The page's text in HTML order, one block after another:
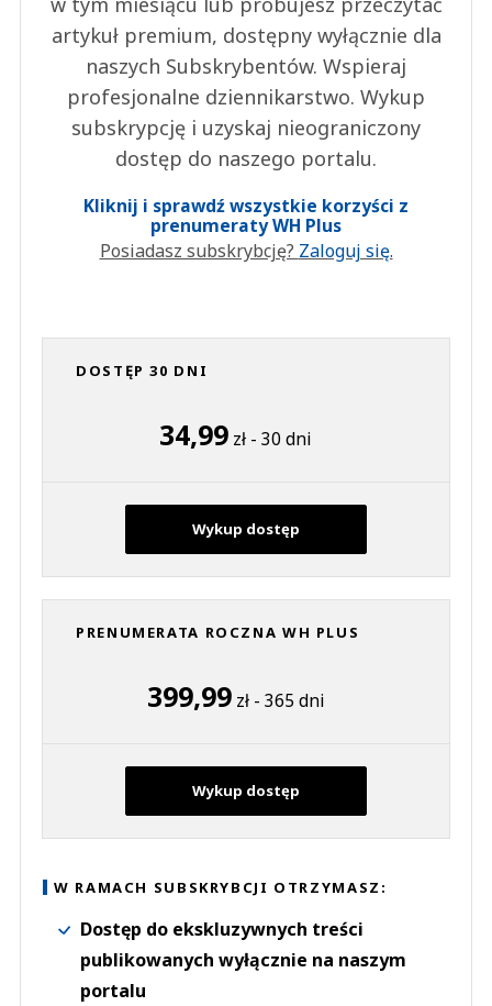
artykuł premium, dostępny wyłącznie dla
naszych Subskrybentów. Wspieraj
profesjonalne dziennikarstwo. Wykup
subskrypcję i uzyskaj nieograniczony
dostęp do naszego portalu.
Kliknij i sprawdź wszystkie korzyści z
prenumeraty WH Plus
Posiadasz subskrybcję? Zaloguj się.
DOSTĘP 30 DNI
34,99 zł - 30 dni
Wykup dostęp
PRENUMERATA ROCZNA WH PLUS
399,99zł - 365 dni
Wykup dostęp
W RAMACH SUBSKRYBCJI OTRZYMASZ:
Dostęp do ekskluzywnych treści
publikowanych wyłącznie na naszym
portalu